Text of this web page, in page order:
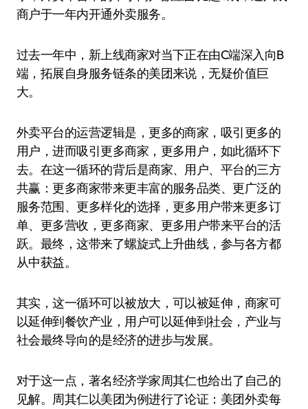
商户于一年内开通外卖服务。
过去一年中，新上线商家对当下正在由C端深入向B
端，拓展自身服务链条的美团来说，无疑价值巨
大。
外卖平台的运营逻辑是，更多的商家，吸引更多的
用户，进而吸引更多商家，更多用户，如此循环下
去。在这一循环的背后是商家、用户、平台的三方
共赢：更多商家带来更丰富的服务品类、更广泛的
服务范围、更多样化的选择，更多用户带来更多订
单、更多营收，更多商家、更多用户带来平台的活
跃。最终，这带来了螺旋式上升曲线，参与各方都
从中获益。
其实，这一循环可以被放大，可以被延伸，商家可
以延伸到餐饮产业，用户可以延伸到社会，产业与
社会最终导向的是经济的进步与发展。
对于这一点，著名经济学家周其仁也给出了自己的
见解。周其仁以美团为例进行了论证：美团外卖每